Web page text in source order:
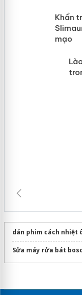
mạo
dán phim cách nhiệt
Sửa máy rửa bát